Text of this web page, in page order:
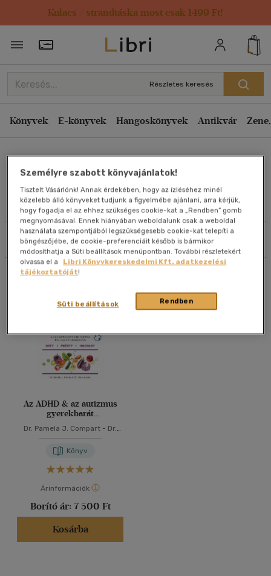
Kulacs / strandtáska most csak 1499 Ft!
Törzsvásárlói Kártya adatai
Részletes keresés
Könyvek E-könyvek Hangoskönyvek Antikvár
Dr. Pamela J. Compart
Művei
Szűrés Rendezés
Rendezés
Kiadás éve szerint csökkenő
Ár szerint csökkenő
Eladott darabszám szerint csökkenő
Eladott darabszám szerint növekvő
Cím szerint A-Z
Szerző szerint A-Z
Megjelenítés
20 db / oldal
Alkalmaz
Az ADHD & az autizmus
gyerekbarát
Dr. Pamela J. Compart - Dr.
Könyv
Árinformációk
Borító ár: 7 500 Ft
Kosárba
Személyre szabott könyvajánlatok!
Tisztelt Vásárlónk! Annak érdekében, hogy az ízléséhez minél
közelebb álló könyveket tudjunk a figyelmébe ajánlani, arra kérjük,
hogy fogadja el az ehhez szükséges cookie-kat a „Rendben” gomb
megnyomásával. Ennek hiányában weboldalunk csak a weboldal
használata szempontjából legszükségesebb cookie-kat telepíti a
böngészőjébe, de cookie-preferenciáit később is bármikor
módosíthatja a Süti beállítások menüpontban. További részletekért
olvassa el a
Libri Könyvkereskedelmi Kft. adatkezelési
tájékoztatóját!
Rendben
Süti beállítások